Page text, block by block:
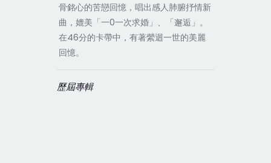
骨銘心的苦戀回憶，唱出感人肺腑抒情新
曲，媲美「一0一次求婚」、「邂逅」。
在46分的卡帶中，有著縈迴一世的美麗
回憶。
歷屆專輯